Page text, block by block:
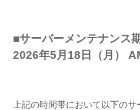
■サーバーメンテナンス
2026年5月18日（月）
上記の時間帯において以下の